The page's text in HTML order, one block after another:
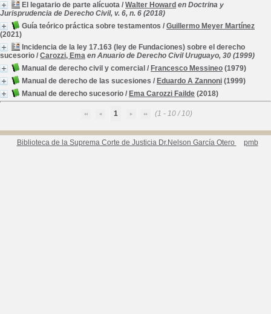
El legatario de parte alícuota / Walter Howard en Doctrina y
Jurisprudencia de Derecho Civil, v. 6, n. 6 (2018)
Guía teórico práctica sobre testamentos / Guillermo Meyer Martínez
(2021)
Incidencia de la ley 17.163 (ley de Fundaciones) sobre el derecho
sucesorio / Carozzi, Ema en Anuario de Derecho Civil Uruguayo, 30 (1999)
Manual de derecho civil y comercial / Francesco Messineo (1979)
Manual de derecho de las sucesiones / Eduardo A Zannoni (1999)
Manual de derecho sucesorio / Ema Carozzi Failde (2018)
1 (1 - 10 / 10)
Biblioteca de la Suprema Corte de Justicia Dr.Nelson García Otero pmb